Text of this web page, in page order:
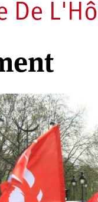
De